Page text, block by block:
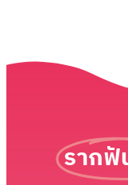
รากฟั